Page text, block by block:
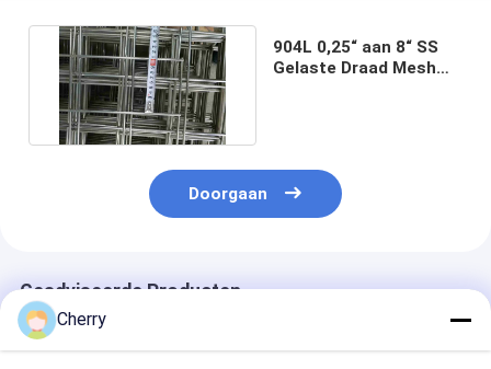
904L 0,25“ aan 8“ SS
Gelaste Draad Mesh
Doorgaan
Geadviseerde Producten
Cherry